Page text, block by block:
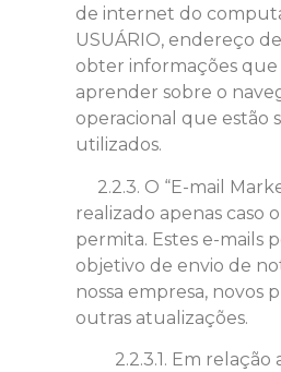
de internet do
USUÁRIO, endereço
obter informações que
aprender sobre o
operacional que estão
utilizados.
2.2.3. O “E-mail
realizado apenas caso
permita. Estes e-mails
objetivo de envio de
nossa empresa, novos
outras atualizações.
2.2.3.1. Em relação